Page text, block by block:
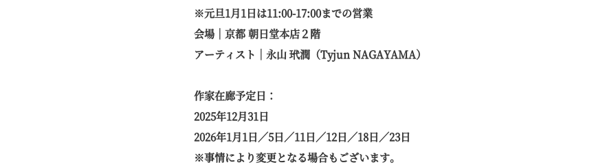
※元旦1月1日は11:00-17:00までの営業
会場｜京都 朝日堂本店２階
アーティスト｜永山 玳潤（Tyjun NAGAYAMA）
作家在廊予定日：
2025年12月31日
2026年1月1日／5日／11日／12日／18日／23日
※事情により変更となる場合もございます。